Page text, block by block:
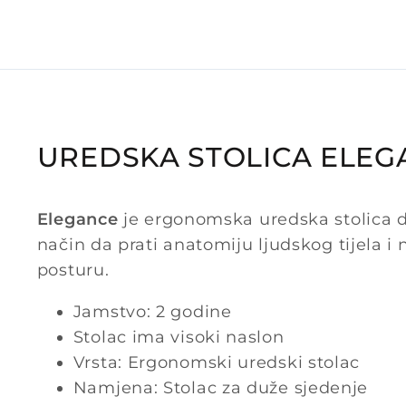
UREDSKA STOLICA
Elegance je ergonomska uredska stolica
način da prati anatomiju ljudskog tijela i
posturu.
Jamstvo: 2 godine
Stolac ima visoki naslon
Vrsta: Ergonomski uredski stolac
Namjena: Stolac za duže sjedenje